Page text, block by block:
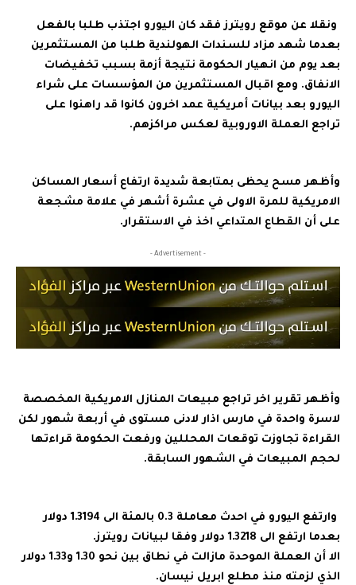
ونقلا عن موقع رويترز فقد كان اليورو اجتذب طلبا بالفعل
بعدما شهد مزاد للسندات الهولندية طلبا من المستثمرين
بعد يوم من انهيار الحكومة نتيجة أزمة بسبب تخفيضات
الانفاق. ومع اقبال المستثمرين من المؤسسات على شراء
اليورو بعد بيانات أمريكية عمد اخرون كانوا قد راهنوا على
تراجع العملة الاوروبية لعكس مراكزهم.
وأظهر مسح يحظى بمتابعة شديدة ارتفاع أسعار المساكن
الامريكية للمرة الاولى في عشرة أشهر في علامة مشجعة
على أن القطاع المتداعي اخذ في الاستقرار.
- Advertisement -
وأظهر تقرير اخر تراجع مبيعات المنازل الامريكية المخصصة
لاسرة واحدة في مارس اذار لادنى مستوى في أربعة شهور لكن
القراءة تجاوزت توقعات المحللين ورفعت الحكومة قراءتها
لحجم المبيعات في الشهور السابقة.
وارتفع اليورو في احدث معاملة 0.3 بالمئة الى 1.3194 دولار
بعدما ارتفع الى 1.3218 دولار وفقا لبيانات رويترز.
الا أن العملة الموحدة مازالت في نطاق بين نحو 1.30 و1.33 دولار
الذي لزمته منذ مطلع ابريل نيسان.